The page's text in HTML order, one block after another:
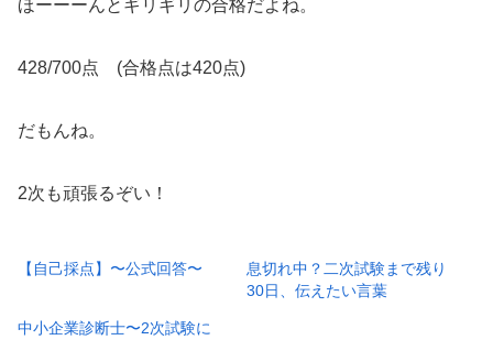
ほーーーんとギリギリの合格だよね。
428/700点 (合格点は420点)
だもんね。
2次も頑張るぞい！
【自己採点】〜公式回答〜
息切れ中？二次試験まで残り
30日、伝えたい言葉
中小企業診断士〜2次試験に